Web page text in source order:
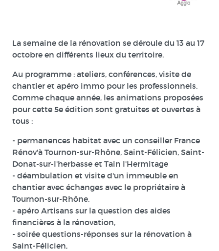
La semaine de la rénovation se déroule du 13 au 17
octobre en différents lieux du territoire.
Au programme : ateliers, conférences, visite de
chantier et apéro immo pour les professionnels.
Comme chaque année, les animations proposées
pour cette 5e édition sont gratuites et ouvertes à
tous :
- permanences habitat avec un conseiller France
Rénov'à Tournon-sur-Rhône, Saint-Félicien, Saint-
Donat-sur-l'herbasse et Tain l'Hermitage
- déambulation et visite d'un immeuble en
chantier avec échanges avec le propriétaire à
Tournon-sur-Rhône,
- apéro Artisans sur la question des aides
financières à la rénovation,
- soirée questions-réponses sur la rénovation à
Saint-Félicien,